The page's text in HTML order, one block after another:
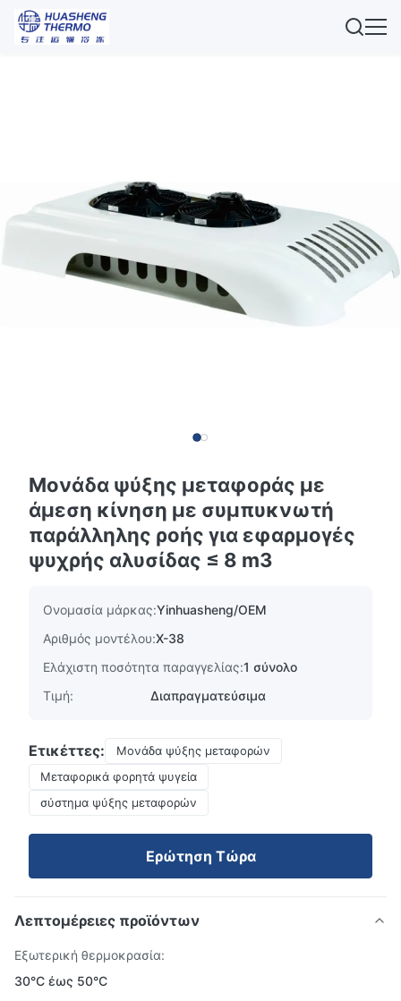
Μονάδα ψύξης μεταφοράς με
άμεση κίνηση με συμπυκνωτή
παράλληλης ροής για εφαρμογές
ψυχρής αλυσίδας ≤ 8 m3
Ονομασία μάρκας:Yinhuasheng/OEM
Αριθμός μοντέλου:Χ-38
Ελάχιστη ποσότητα παραγγελίας:1 σύνολο
Τιμή:
Διαπραγματεύσιμα
Ετικέττες:
Μονάδα ψύξης μεταφορών
Μεταφορικά φορητά ψυγεία
σύστημα ψύξης μεταφορών
Ερώτηση Τώρα
Λεπτομέρειες προϊόντων
Εξωτερική θερμοκρασία:
30°C έως 50°C